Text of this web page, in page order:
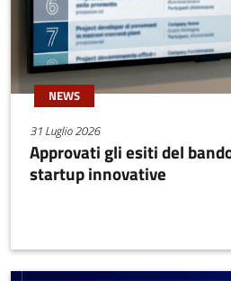
NEWS
31 Luglio 2026
Approvati gli esiti del
startup innovative